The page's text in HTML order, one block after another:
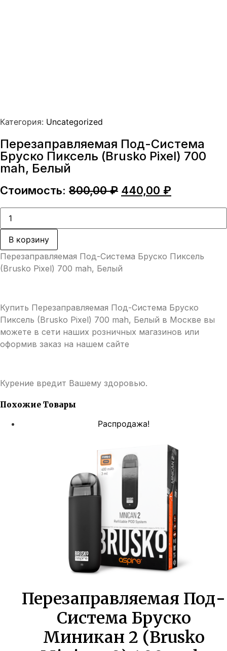
Категория: Uncategorized
Перезаправляемая Под-Система
Бруско Пиксель (Brusko Pixel) 700
mah, Белый
Стоимость: 800,00₽ Первоначальная
составляла
440,00 ₽
440,00 ₽.
Количество
товара
Перезаправляемая
Под-
Система
Бруско
Пиксель
(Brusko
В корзину
Перезаправляемая Под-Система Бруско Пиксель
(Brusko Pixel) 700 mah, Белый
Купить Перезаправляемая Под-Система Бруско
Пиксель (Brusko Pixel) 700 mah, Белый в Москве вы
можете в сети наших розничных магазинов или
оформив заказ на нашем сайте
Курение вредит Вашему здоровью.
Похожие Товары
Распродажа!
Перезаправляемая Под-
Система Бруско
Миникан 2 (Brusko